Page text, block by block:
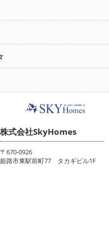
株式会社SkyHomes
〒670-0926
姫路市東駅前町77 タカギビル1F